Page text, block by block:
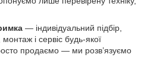
— індивідуальний підбір,
монтаж і сервіс будь-якої
продаємо — ми розв’язуємо